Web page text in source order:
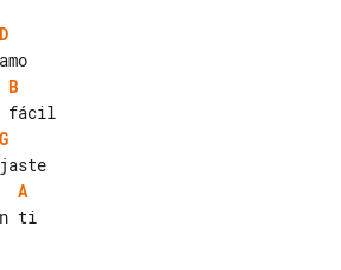
D
B
G
A
ti